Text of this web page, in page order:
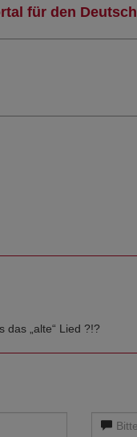
für den
das „alte“ Lied ?!?